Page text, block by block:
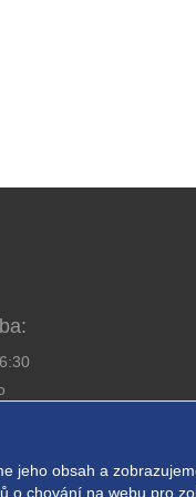
jeho obsah a
o chování na webu pro